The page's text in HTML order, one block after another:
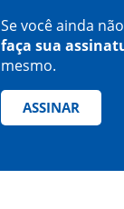
Se você ainda
faça sua
mesmo.
ASSINAR